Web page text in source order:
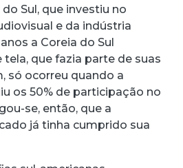
Sul, que investiu no
e da indústria
a Coreia do Sul
que fazia parte de suas
só ocorreu quando a
os 50% de participação no
se, então, que a
já tinha cumprido sua